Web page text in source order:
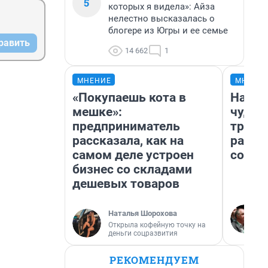
которых я видела»: Айза
нелестно высказалась о
блогере из Югры и ее семье
14 662 1
МНЕНИЕ
«Покупаешь кота в
мешке»:
предприниматель
рассказала, как на
самом деле устроен
бизнес со складами
дешевых товаров
Наталья Шорохова
Открыла кофейную точку на
деньги соцразвития
РЕКОМЕНДУЕМ